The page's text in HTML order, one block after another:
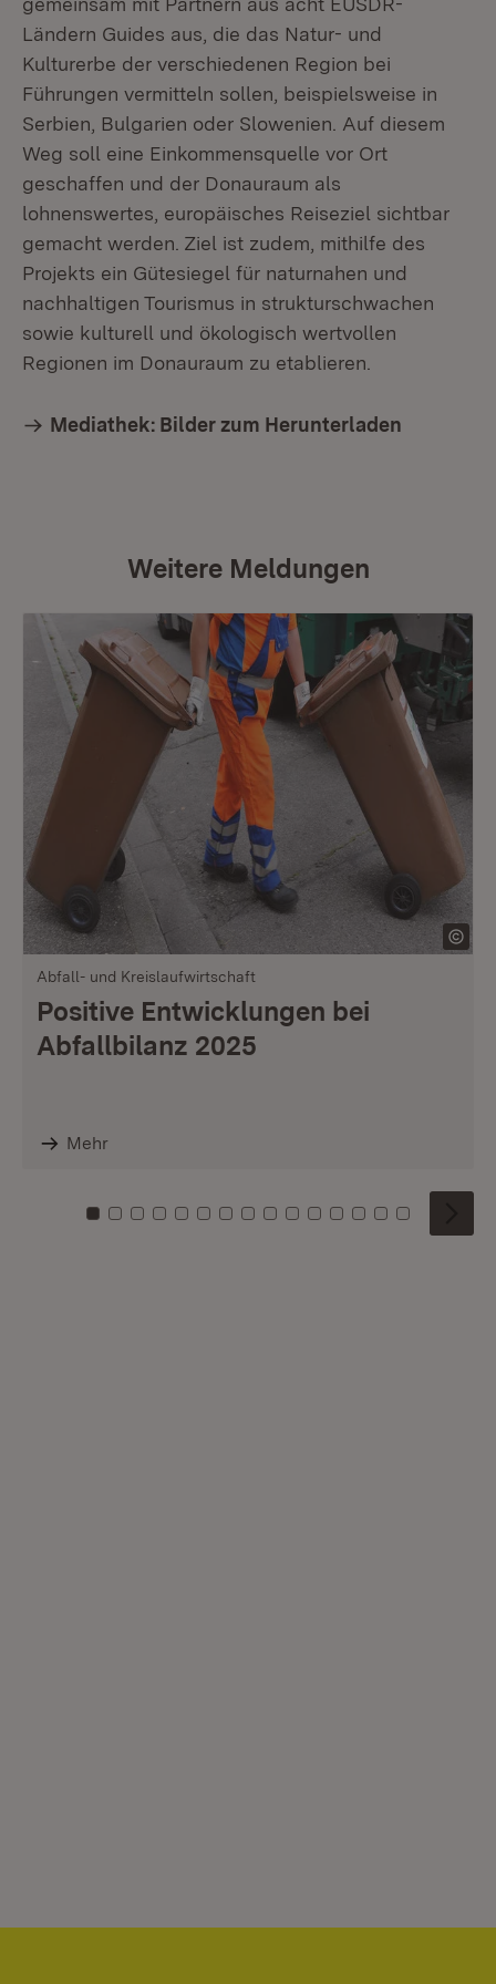
Ländern Guides aus, die das Natur- und
Kulturerbe der verschiedenen Region bei
Führungen vermitteln sollen, beispielsweise in
Serbien, Bulgarien oder Slowenien. Auf diesem
Weg soll eine Einkommensquelle vor Ort
geschaffen und der Donauraum als
lohnenswertes, europäisches Reiseziel sichtbar
gemacht werden. Ziel ist zudem, mithilfe des
Projekts ein Gütesiegel für naturnahen und
nachhaltigen Tourismus in strukturschwachen
sowie kulturell und ökologisch wertvollen
Regionen im Donauraum zu etablieren.
Mediathek: Bilder zum Herunterladen
Weitere Meldungen
Abfall- und Kreislaufwirtschaft
Positive Entwicklungen bei
Abfallbilanz 2025
Mehr
Zu Kachel: 0
Zu Kachel: 1
Zu Kachel: 2
Zu Kachel: 3
Zu Kachel: 4
Zu Kachel: 5
Zu Kachel: 6
Zu Kachel: 7
Zu Kachel: 8
Zu Kachel: 9
Zu Kachel: 10
Zu Kachel: 11
Zu Kachel: 12
Zu Kachel:
Zu